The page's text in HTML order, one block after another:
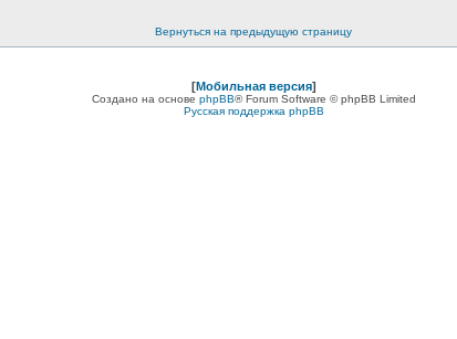
Вернуться на предыдущую страницу
[Мобильная версия]
Создано на основе phpBB® Forum Software © phpBB Limited
Русская поддержка phpBB